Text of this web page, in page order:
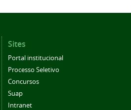
Sites
Portal institucional
Processo Seletivo
Concursos
Suap
Intranet